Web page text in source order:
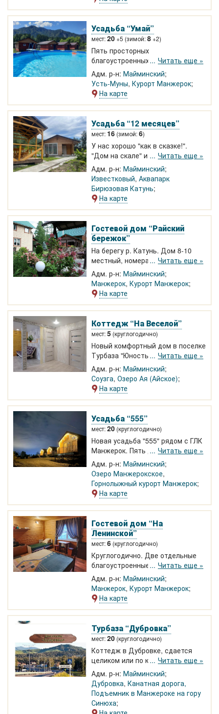
Бирюзовой Катуни.
Усадьба “Умай”
мест:20+5 (зимой:8+2)
Пять просторных
благоустроенных домиков. 2
основных + 2 доп места в каждом
доме. Всё для комфортного
проживания. Прекрасная баня. В
шаговой доступности несколько
кафе. 14 км до Манжерока
Читать еще »
Адм. р-н: Майминский
Усть-Муны, Курорт Манжерок
На карте
Усадьба “12 месяцев”
мест: 16 (зимой:6)
У нас хорошо "как в сказке!".
"Дом на скале" и "Шале", каждые
на 6 человек. Панорамные окна,
собственная площадка для
пикника у каждого. Усадьба на
берегу Катуни, с видом на
кедровый остров. Участок
рельефный с оборудованными
дорожками.
Читать еще »
Адм. р-н: Майминский
Известковый, Аквапарк
Бирюзовая Катунь
На карте
Гостевой дом “Райский
бережок”
На берегу р. Катунь. Дом 8-10
местный, номера 2-4 местные.
Всего в нескольких километрах
от курорта Манжерок и канатной
дороги.
Читать еще »
Адм. р-н: Майминский
Манжерок, Курорт Манжерок
На карте
Коттедж “На Веселой”
мест:5 (круглогодично)
Новый комфортный дом в поселке
Турбаза "Юность". Рядом с
Катунью, до ГЛК Манжерок 10 км.
Читать еще »
Адм. р-н: Майминский
Соузга, Озеро Ая (Айское)
На карте
Усадьба “555”
мест:20 (круглогодично)
Новая усадьба "555" рядом с ГЛК
Манжерок. Пять домиков с
современным ремонтом и всей
необходимой бытовой техникой.
Читать еще »
Адм. р-н: Майминский
Озеро Манжерокское,
Горнолыжный курорт Манжерок
На карте
Гостевой дом “На
Ленинской”
мест:6 (круглогодично)
Круглогодично. Две отдельные
благоустроенные комнаты. Одна
комната на этаж в 2-х этажном
доме.
Читать еще »
Адм. р-н: Майминский
Манжерок, Курорт Манжерок
На карте
Турбаза “Дубровка”
мест:20 (круглогодично)
Коттедж в Дубровке, сдается
целиком или по комнатам.
Удобства в доме, рядом аил-
столовая. Посуточно или в
долгосрочную аренду. Очень
богатая программа экскурсий,
трансфер из Новосибирска,
Читать еще »
Адм. р-н: Майминский
Дубровка, Канатная дорога,
Подъемник в Манжероке на гору
Синюха